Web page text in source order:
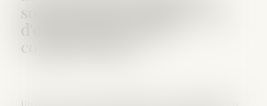
soeurs vivant ensemble : pas
d'exonération pour le
collatéral pacsé